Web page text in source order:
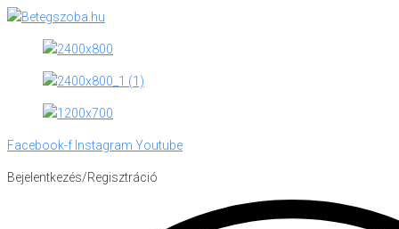
Skip
content
Facebook-f Instagram Youtube
Bejelentkezés/Regisztráció